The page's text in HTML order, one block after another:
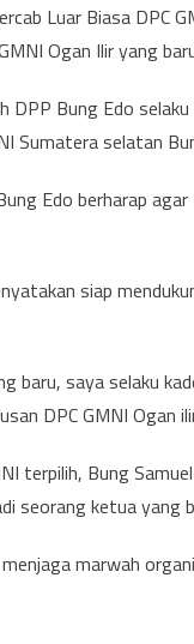
Luar Biasa DPC
Ogan Ilir yang
DPP Bung Edo
Sumatera selatan
Edo berharap
siap
baru, saya selaku
DPC GMNI Ogan
terpilih, Bung
seorang ketua yang
marwah